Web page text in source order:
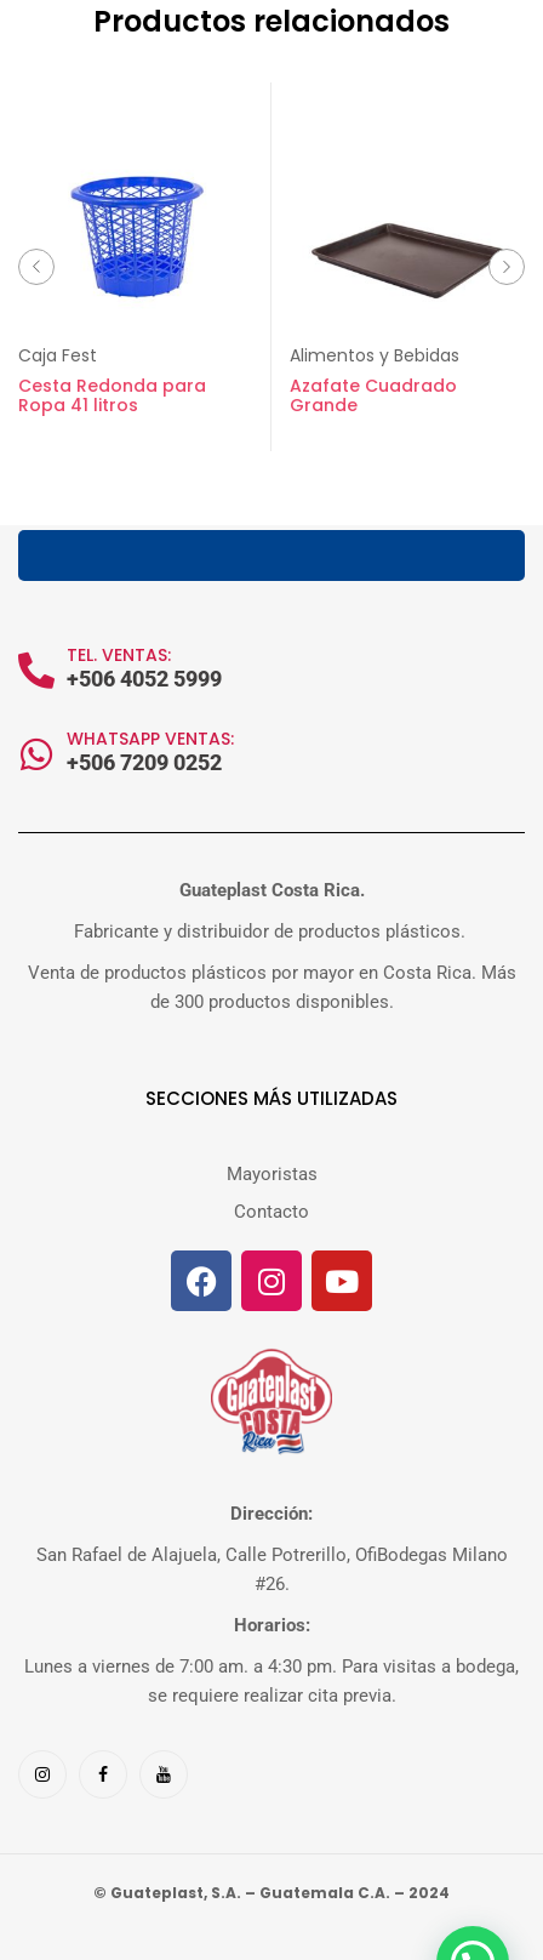
Productos relacionados
Caja Fest
Cesta Redonda para
Ropa 41 litros
Alimentos y Bebidas
Azafate Cuadrado
Grande
TEL. VENTAS:
+506 4052 5999
WHATSAPP VENTAS:
+506 7209 0252
Guateplast Costa Rica.
Fabricante y distribuidor de productos plásticos.
Venta de productos plásticos por mayor en Costa Rica. Más
de 300 productos disponibles.
SECCIONES MÁS UTILIZADAS
Mayoristas
Contacto
Dirección:
San Rafael de Alajuela, Calle Potrerillo, OfiBodegas Milano
#26.
Horarios:
Lunes a viernes de 7:00 am. a 4:30 pm. Para visitas a bodega,
se requiere realizar cita previa.
© Guateplast, S.A. – Guatemala C.A. – 2024